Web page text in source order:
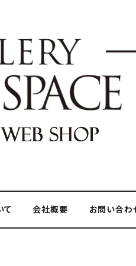
て 会社概要 お問い合わ